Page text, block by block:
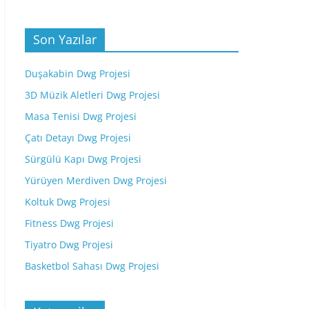
Son Yazılar
Duşakabin Dwg Projesi
3D Müzik Aletleri Dwg Projesi
Masa Tenisi Dwg Projesi
Çatı Detayı Dwg Projesi
Sürgülü Kapı Dwg Projesi
Yürüyen Merdiven Dwg Projesi
Koltuk Dwg Projesi
Fitness Dwg Projesi
Tiyatro Dwg Projesi
Basketbol Sahası Dwg Projesi